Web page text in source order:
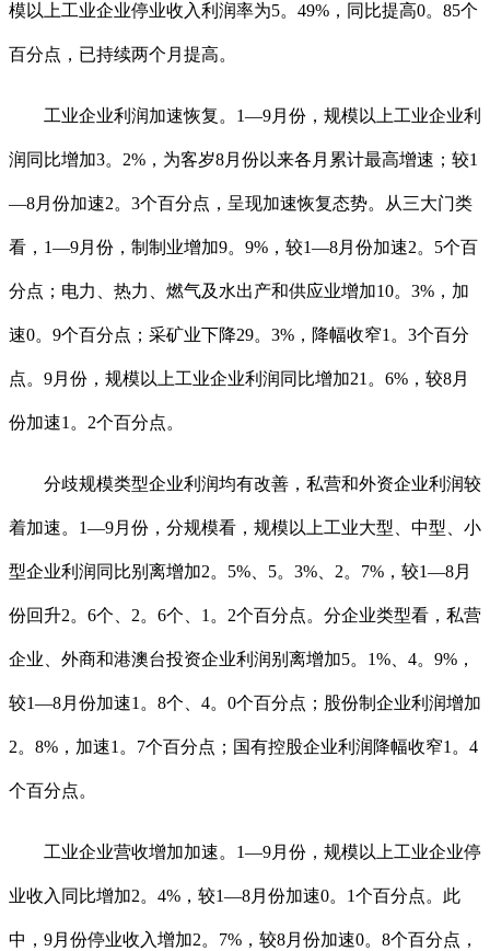
模以上工业企业停业收入利润率为5。49%，同比提高0。85个
百分点，已持续两个月提高。
工业企业利润加速恢复。1—9月份，规模以上工业企业利
润同比增加3。2%，为客岁8月份以来各月累计最高增速；较1
—8月份加速2。3个百分点，呈现加速恢复态势。从三大门类
看，1—9月份，制制业增加9。9%，较1—8月份加速2。5个百
分点；电力、热力、燃气及水出产和供应业增加10。3%，加
速0。9个百分点；采矿业下降29。3%，降幅收窄1。3个百分
点。9月份，规模以上工业企业利润同比增加21。6%，较8月
份加速1。2个百分点。
分歧规模类型企业利润均有改善，私营和外资企业利润较
着加速。1—9月份，分规模看，规模以上工业大型、中型、小
型企业利润同比别离增加2。5%、5。3%、2。7%，较1—8月
份回升2。6个、2。6个、1。2个百分点。分企业类型看，私营
企业、外商和港澳台投资企业利润别离增加5。1%、4。9%，
较1—8月份加速1。8个、4。0个百分点；股份制企业利润增加
2。8%，加速1。7个百分点；国有控股企业利润降幅收窄1。4
个百分点。
工业企业营收增加加速。1—9月份，规模以上工业企业停
业收入同比增加2。4%，较1—8月份加速0。1个百分点。此
中，9月份停业收入增加2。7%，较8月份加速0。8个百分点，